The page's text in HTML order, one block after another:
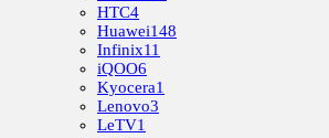
HTC4
Huawei148
Infinix11
iQOO6
Kyocera1
Lenovo3
LeTV1